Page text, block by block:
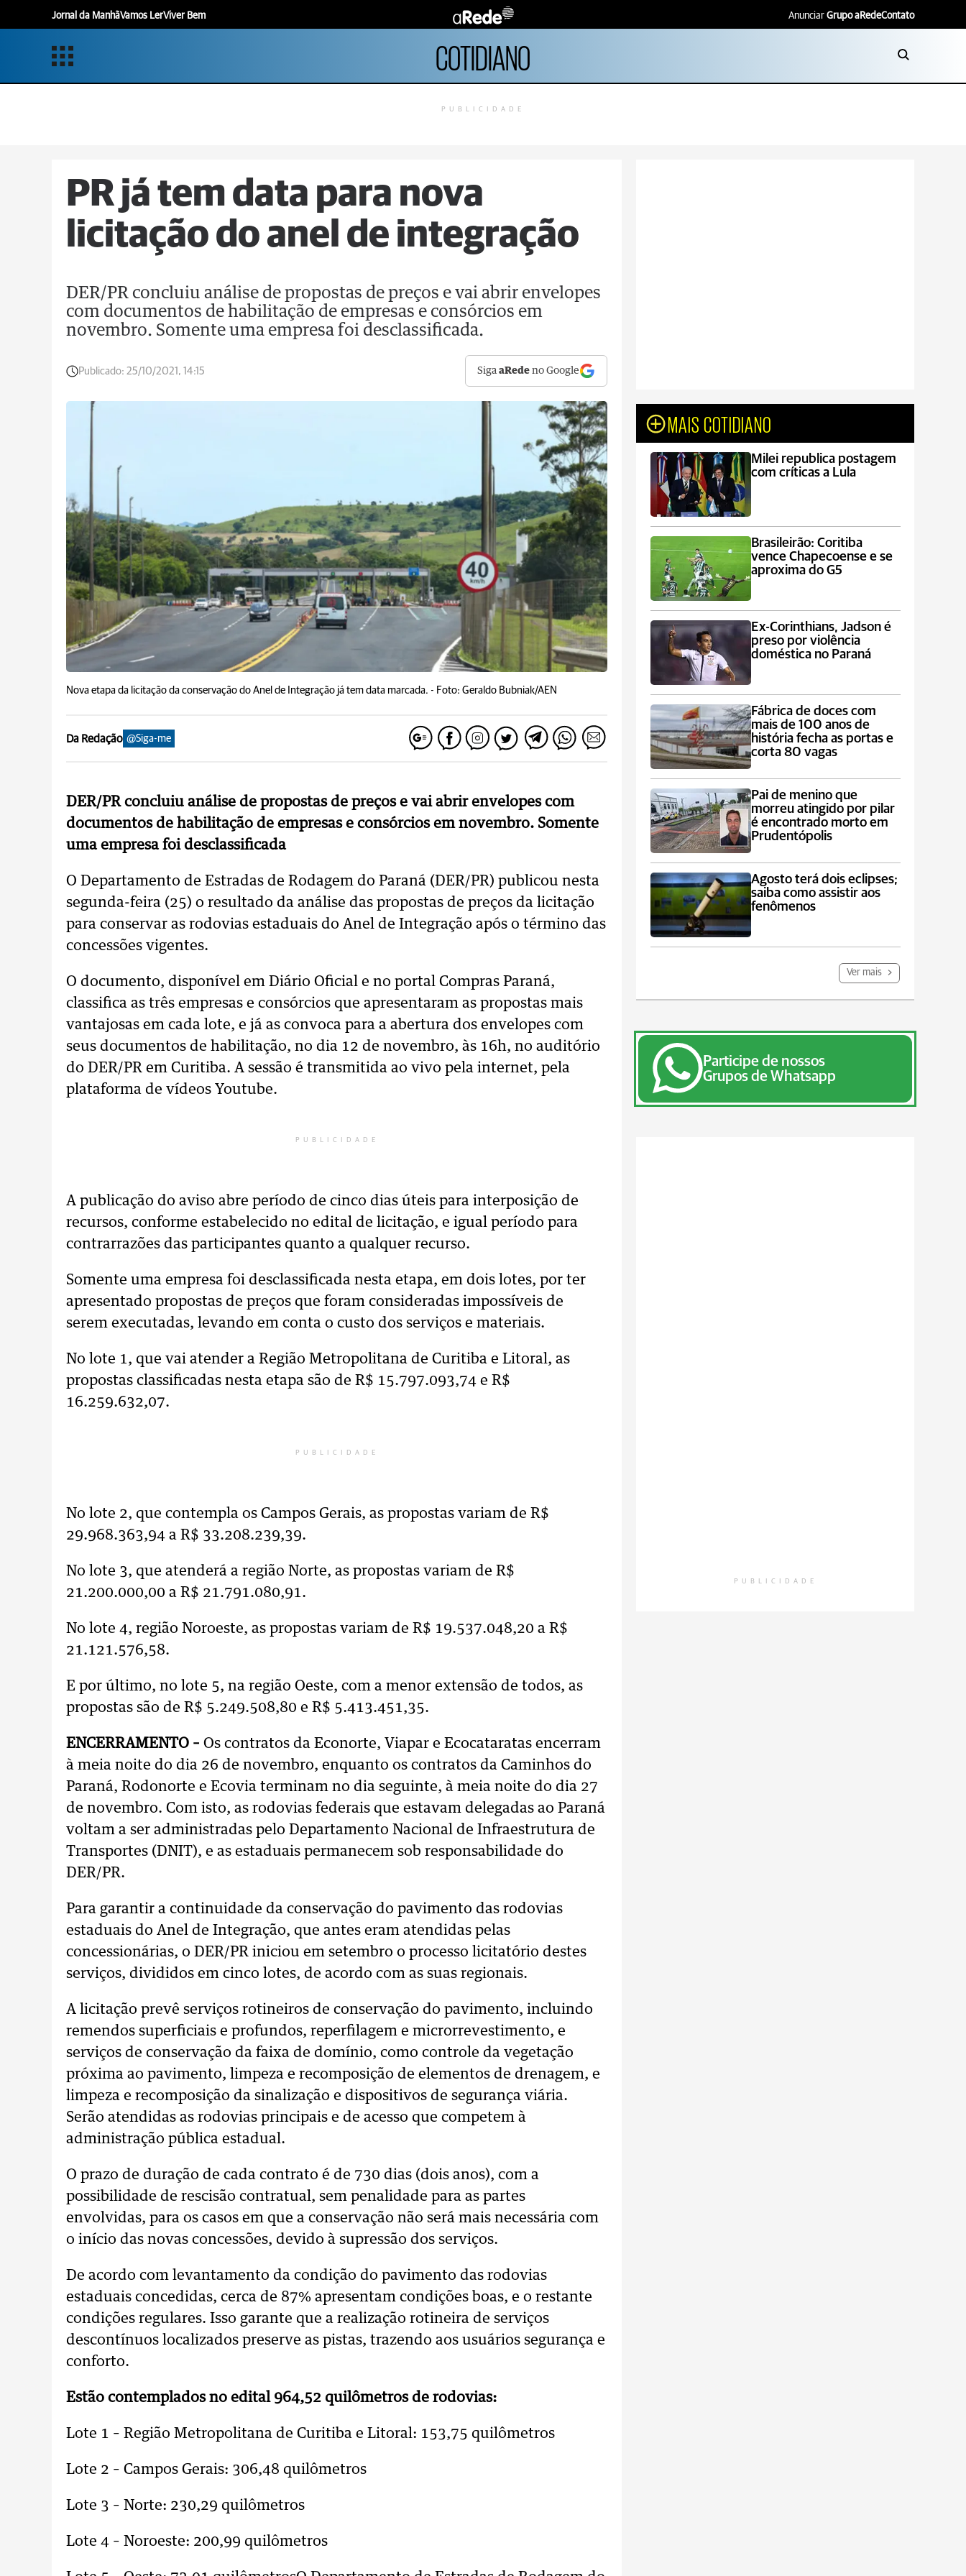
Jornal da ManhãVamos LerViver Bem Anunciar Grupo aRedeContato
COTIDIANO
PUBLICIDADE
PR já tem data para nova
licitação do anel de integração
DER/PR concluiu análise de propostas de preços e vai abrir envelopes
com documentos de habilitação de empresas e consórcios em
novembro. Somente uma empresa foi desclassificada.
Publicado: 25/10/2021, 14:15 SigaaRede no Google
Nova etapa da licitação da conservação do Anel de Integração já tem data marcada. - Foto: Geraldo Bubniak/AEN
Da Redação @Siga-me
DER/PR concluiu análise de propostas de preços e vai abrir envelopes com
documentos de habilitação de empresas e consórcios em novembro. Somente
uma empresa foi desclassificada
O Departamento de Estradas de Rodagem do Paraná (DER/PR) publicou nesta
segunda-feira (25) o resultado da análise das propostas de preços da licitação
para conservar as rodovias estaduais do Anel de Integração após o término das
concessões vigentes.
O documento, disponível em Diário Oficial e no portal Compras Paraná,
classifica as três empresas e consórcios que apresentaram as propostas mais
vantajosas em cada lote, e já as convoca para a abertura dos envelopes com
seus documentos de habilitação, no dia 12 de novembro, às 16h, no auditório
do DER/PR em Curitiba. A sessão é transmitida ao vivo pela internet, pela
plataforma de vídeos Youtube.
PUBLICIDADE
A publicação do aviso abre período de cinco dias úteis para interposição de
recursos, conforme estabelecido no edital de licitação, e igual período para
contrarrazões das participantes quanto a qualquer recurso.
Somente uma empresa foi desclassificada nesta etapa, em dois lotes, por ter
apresentado propostas de preços que foram consideradas impossíveis de
serem executadas, levando em conta o custo dos serviços e materiais.
No lote 1, que vai atender a Região Metropolitana de Curitiba e Litoral, as
propostas classificadas nesta etapa são de R$ 15.797.093,74 e R$
16.259.632,07.
PUBLICIDADE
No lote 2, que contempla os Campos Gerais, as propostas variam de R$
29.968.363,94 a R$ 33.208.239,39.
No lote 3, que atenderá a região Norte, as propostas variam de R$
21.200.000,00 a R$ 21.791.080,91.
No lote 4, região Noroeste, as propostas variam de R$ 19.537.048,20 a R$
21.121.576,58.
E por último, no lote 5, na região Oeste, com a menor extensão de todos, as
propostas são de R$ 5.249.508,80 e R$ 5.413.451,35.
ENCERRAMENTO – Os contratos da Econorte, Viapar e Ecocataratas encerram
à meia noite do dia 26 de novembro, enquanto os contratos da Caminhos do
Paraná, Rodonorte e Ecovia terminam no dia seguinte, à meia noite do dia 27
de novembro. Com isto, as rodovias federais que estavam delegadas ao Paraná
voltam a ser administradas pelo Departamento Nacional de Infraestrutura de
Transportes (DNIT), e as estaduais permanecem sob responsabilidade do
DER/PR.
Para garantir a continuidade da conservação do pavimento das rodovias
estaduais do Anel de Integração, que antes eram atendidas pelas
concessionárias, o DER/PR iniciou em setembro o processo licitatório destes
serviços, divididos em cinco lotes, de acordo com as suas regionais.
A licitação prevê serviços rotineiros de conservação do pavimento, incluindo
remendos superficiais e profundos, reperfilagem e microrrevestimento, e
serviços de conservação da faixa de domínio, como controle da vegetação
próxima ao pavimento, limpeza e recomposição de elementos de drenagem, e
limpeza e recomposição da sinalização e dispositivos de segurança viária.
Serão atendidas as rodovias principais e de acesso que competem à
administração pública estadual.
O prazo de duração de cada contrato é de 730 dias (dois anos), com a
possibilidade de rescisão contratual, sem penalidade para as partes
envolvidas, para os casos em que a conservação não será mais necessária com
o início das novas concessões, devido à supressão dos serviços.
De acordo com levantamento da condição do pavimento das rodovias
estaduais concedidas, cerca de 87% apresentam condições boas, e o restante
condições regulares. Isso garante que a realização rotineira de serviços
descontínuos localizados preserve as pistas, trazendo aos usuários segurança e
conforto.
Estão contemplados no edital 964,52 quilômetros de rodovias:
Lote 1 – Região Metropolitana de Curitiba e Litoral: 153,75 quilômetros
Lote 2 – Campos Gerais: 306,48 quilômetros
Lote 3 – Norte: 230,29 quilômetros
Lote 4 – Noroeste: 200,99 quilômetros
MAIS COTIDIANO
Milei republica postagem
com críticas a Lula
Brasileirão: Coritiba
vence Chapecoense e se
aproxima do G5
Ex-Corinthians, Jadson é
preso por violência
doméstica no Paraná
Fábrica de doces com
mais de 100 anos de
história fecha as portas e
corta 80 vagas
Pai de menino que
morreu atingido por pilar
é encontrado morto em
Prudentópolis
Agosto terá dois eclipses;
saiba como assistir aos
fenômenos
Ver mais
Participe de nossos
Grupos de Whatsapp
PUBLICIDADE